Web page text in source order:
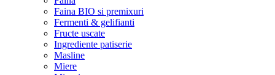
Faina BIO si premixuri
Fermenti & gelifianti
Fructe uscate
Ingrediente patiserie
Masline
Miere